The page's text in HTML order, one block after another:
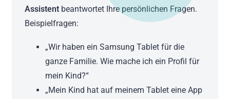
Assistent beantwortet Ihre persönlichen Fragen.
Beispielfragen:
„Wir haben ein Samsung Tablet für die
ganze Familie. Wie mache ich ein Profil für
mein Kind?“
„Mein Kind hat auf meinem Tablet eine App